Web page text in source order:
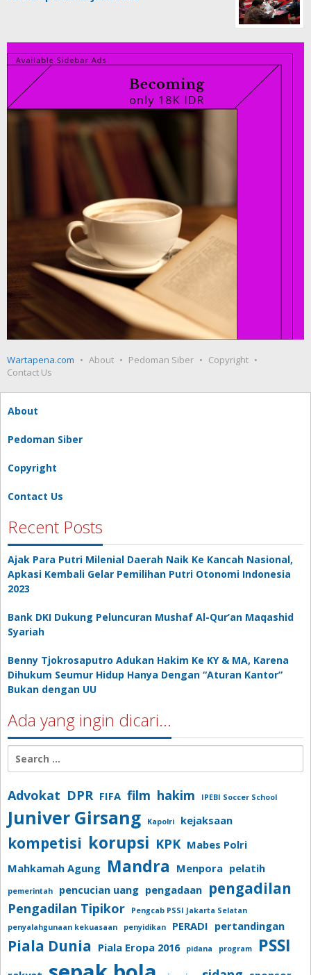
Wartapena.com About Pedoman Siber
Copyright
Contact Us
About
Pedoman Siber
Copyright
Contact Us
Recent Posts
Ajak Para Putri Milenial Daerah Naik Ke Kancah Nasional,
Apkasi Kembali Gelar Pemilihan Putri Otonomi Indonesia
2023
Bank DKI Dukung Peluncuran Mushaf Al-Qur’an Maqashid
Syariah
Benny Tjokrosaputro Adukan Hakim Ke KY & MA, Karena
Dihukum Seumur Hidup Hanya Dengan “Aturan Kantor”
Bukan dengan UU
Ada yang ingin dicari…
Search
Advokat DPR FIFA film hakim IPEBI Soccer School
Juniver Girsang Kapolri kejaksaan
kompetisi korupsi KPK Mabes Polri
Mahkamah Agung Mandra Menpora pelatih
pemerintah pencucian uang pengadaan pengadilan
Pengadilan Tipikor
Pengcab PSSI Jakarta Selatan
penyalahgunaan kekuasaan
penyidikan PERADI pertandingan
Piala Dunia Piala Eropa 2016 pidana program PSSI